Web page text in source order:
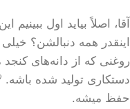
آقا، اصلاً بیاید اول
اینقدر همه دنبالشن؟
روغنی که از دانه‌های
دستکاری تولید شده
حفظ میشه.